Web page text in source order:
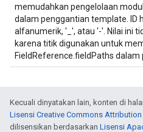
memudahkan pengelolaan
dalam penggantian template. ID
alfanumerik, '_', atau '-'. Nilai ini
karena titik digunakan untuk
FieldReference.fieldPaths
Kecuali dinyatakan lain, konten di
Lisensi Creative Commons Attribution
dilisensikan berdasarkan Lisensi